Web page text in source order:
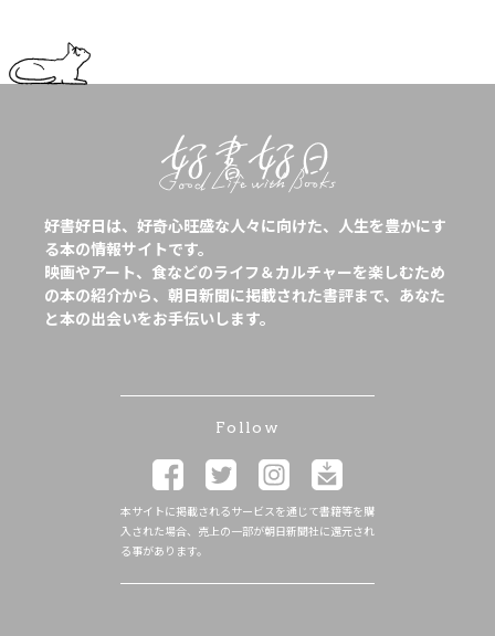
好書好日は、好奇心旺盛な人々に向けた、人生を豊かにす
る本の情報サイトです。
映画やアート、食などのライフ＆カルチャーを楽しむため
の本の紹介から、朝日新聞に掲載された書評まで、あなた
と本の出会いをお手伝いします。
Follow
本サイトに掲載されるサービスを通じて書籍等を購
入された場合、売上の一部が朝日新聞社に還元され
る事があります。